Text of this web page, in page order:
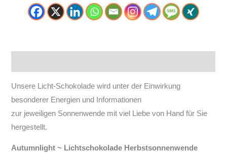
Unsere Licht-Schokolade wird unter der Einwirkung
besonderer Energien und Informationen
zur jeweiligen Sonnenwende mit viel Liebe von Hand für Sie
hergestellt.
Autumnlight ~ Lichtschokolade Herbstsonnenwende